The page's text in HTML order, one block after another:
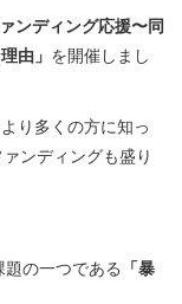
ンディング応援〜同
由」 を開催しまし
り多くの方に知っ
ンディングも盛り
の一つである
「暴